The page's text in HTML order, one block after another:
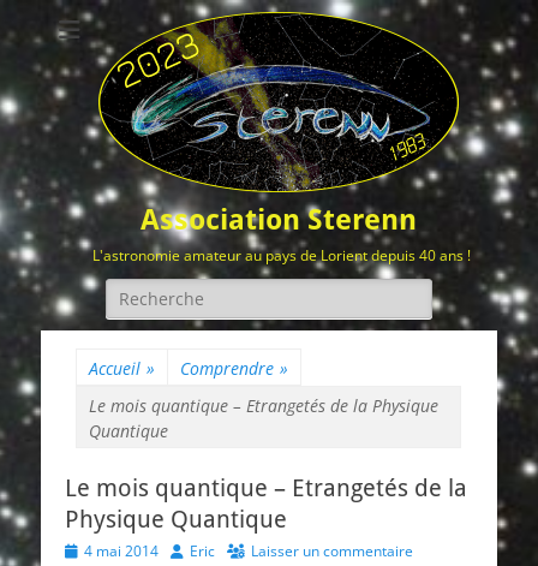
Association Sterenn
L'astronomie amateur au pays de Lorient depuis 40 ans !
Rechercher :
Accueil » Comprendre »
Le mois quantique – Etrangetés de la Physique
Quantique
Le mois quantique – Etrangetés de la
Physique Quantique
Posted
4 mai 2014 Author
Eric Laisser un commentaire